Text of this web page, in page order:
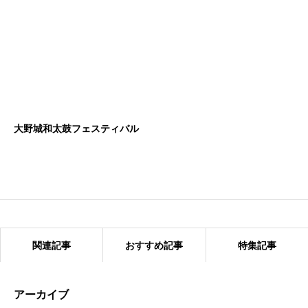
大野城和太鼓フェスティバル
関連記事 おすすめ記事 特集記事
アーカイブ